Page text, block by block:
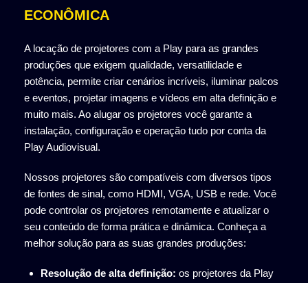
ECONÔMICA
A locação de projetores com a Play para as grandes
produções que exigem qualidade, versatilidade e
potência, permite criar cenários incríveis, iluminar palcos
e eventos, projetar imagens e vídeos em alta definição e
muito mais. Ao alugar os projetores você garante a
instalação, configuração e operação tudo por conta da
Play Audiovisual.
Nossos projetores são compatíveis com diversos tipos
de fontes de sinal, como HDMI, VGA, USB e rede. Você
pode controlar os projetores remotamente e atualizar o
seu conteúdo de forma prática e dinâmica. Conheça a
melhor solução para as suas grandes produções:
Resolução de alta definição: os projetores da Play